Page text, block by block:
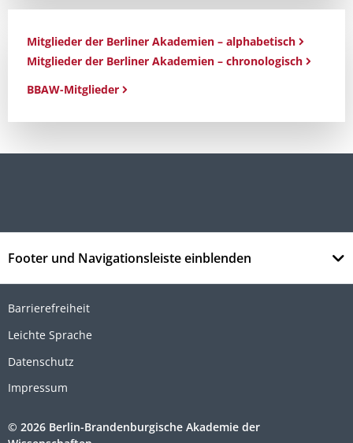
Mitglieder der Berliner Akademien – alphabetisch
Mitglieder der Berliner Akademien – chronologisch
BBAW-Mitglieder
Footer und Navigationsleiste einblenden
Barrierefreiheit
Leichte Sprache
Datenschutz
Impressum
© 2026 Berlin-Brandenburgische Akademie der